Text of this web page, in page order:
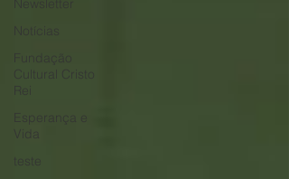
Newsletter
Notícias
Fundação
Cultural Cristo
Rei
Esperança e
Vida
teste